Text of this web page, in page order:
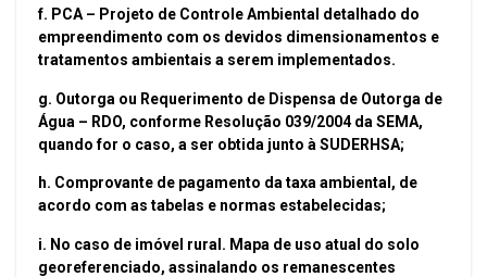
f. PCA – Projeto de Controle Ambiental detalhado do
empreendimento com os devidos dimensionamentos e
tratamentos ambientais a serem implementados.
g. Outorga ou Requerimento de Dispensa de Outorga de
Água – RDO, conforme Resolução 039/2004 da SEMA,
quando for o caso, a ser obtida junto à SUDERHSA;
h. Comprovante de pagamento da taxa ambiental, de
acordo com as tabelas e normas estabelecidas;
i. No caso de imóvel rural. Mapa de uso atual do solo
georeferenciado, assinalando os remanescentes